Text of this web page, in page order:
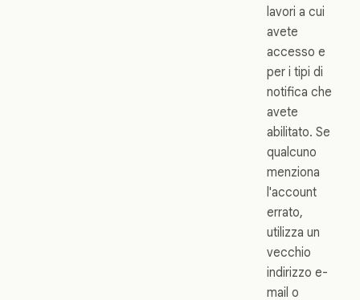
lavori a cui
avete
accesso e
per i tipi di
notifica che
avete
abilitato. Se
qualcuno
menziona
l'account
errato,
utilizza un
vecchio
indirizzo e-
mail o